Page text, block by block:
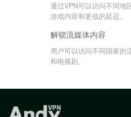
通过VPN可以访问不同地
游戏内容和更低的延迟。
解锁流媒体内容
用户可以访问不同国家的
和电视剧。